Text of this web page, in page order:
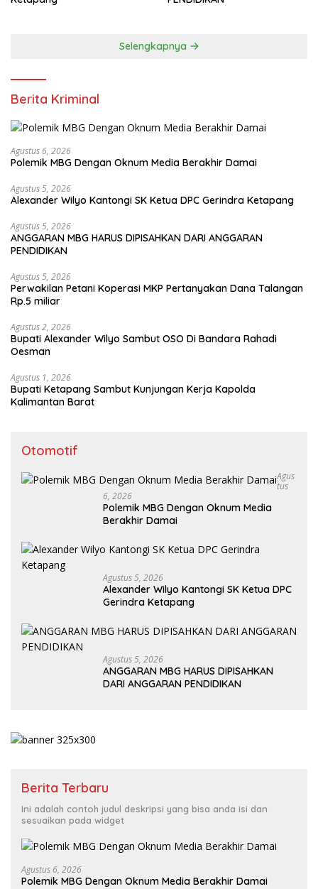
Selengkapnya
Berita Kriminal
Agustus 6, 2026
Polemik MBG Dengan Oknum Media Berakhir Damai
Agustus 5, 2026
Alexander Wilyo Kantongi SK Ketua DPC Gerindra Ketapang
Agustus 5, 2026
ANGGARAN MBG HARUS DIPISAHKAN DARI ANGGARAN
PENDIDIKAN
Agustus 5, 2026
Perwakilan Petani Koperasi MKP Pertanyakan Dana Talangan
Rp.5 miliar
Agustus 2, 2026
Bupati Alexander Wilyo Sambut OSO Di Bandara Rahadi
Oesman
Agustus 1, 2026
Bupati Ketapang Sambut Kunjungan Kerja Kapolda
Kalimantan Barat
Otomotif
Agus
Tus
6, 2026
Polemik MBG Dengan Oknum Media
Berakhir Damai
Agustus 5, 2026
Alexander Wilyo Kantongi SK Ketua DPC
Gerindra Ketapang
Agustus 5, 2026
ANGGARAN MBG HARUS DIPISAHKAN
DARI ANGGARAN PENDIDIKAN
Berita Terbaru
Ini adalah contoh judul deskripsi yang bisa anda isi dan
sesuaikan pada widget
Agustus 6, 2026
Polemik MBG Dengan Oknum Media Berakhir Damai